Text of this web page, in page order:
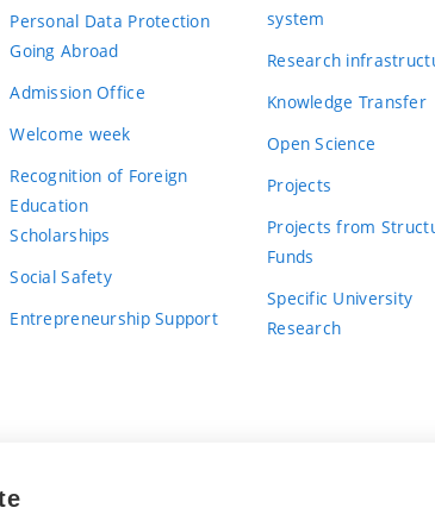
Personal Data Protection
Going Abroad
Admission Office
Welcome week
Recognition of Foreign
Education
Scholarships
Social Safety
Entrepreneurship Support
system
Research
Knowledge Transfer
Open Science
Projects
Projects from
Funds
Specific University
Research